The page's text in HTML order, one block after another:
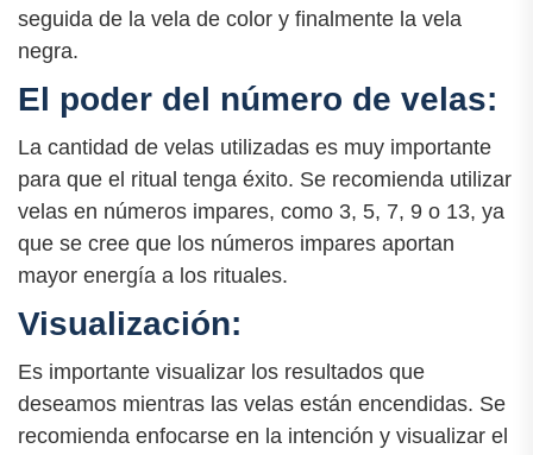
seguida de la vela de color y finalmente la vela
negra.
El poder del número de velas:
La cantidad de velas utilizadas es muy importante
para que el ritual tenga éxito. Se recomienda utilizar
velas en números impares, como 3, 5, 7, 9 o 13, ya
que se cree que los números impares aportan
mayor energía a los rituales.
Visualización:
Es importante visualizar los resultados que
deseamos mientras las velas están encendidas. Se
recomienda enfocarse en la intención y visualizar el